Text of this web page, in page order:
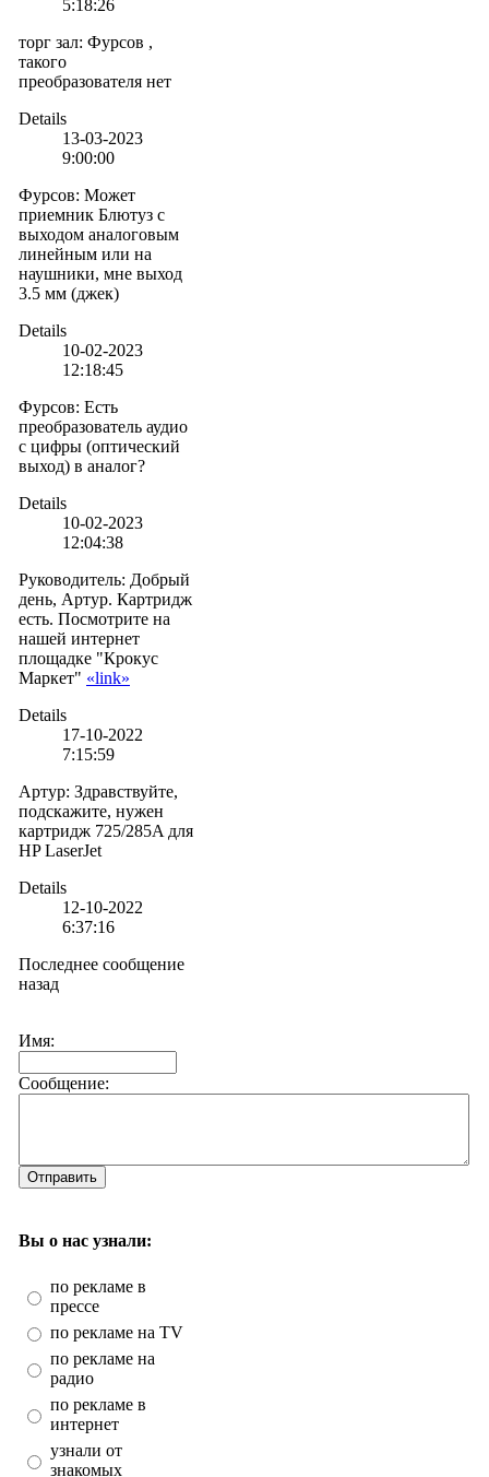
5:18:26
торг зал: Фурсов ,
такого
преобразователя нет
Details
13-03-2023
9:00:00
Фурсов: Может
приемник Блютуз с
выходом аналоговым
линейным или на
наушники, мне выход
3.5 мм (джек)
Details
10-02-2023
12:18:45
Фурсов: Есть
преобразователь аудио
с цифры (оптический
выход) в аналог?
Details
10-02-2023
12:04:38
Руководитель: Добрый
день, Артур. Картридж
есть. Посмотрите на
нашей интернет
площадке "Крокус
Маркет" «link»
Details
17-10-2022
7:15:59
Артур: Здравствуйте,
подскажите, нужен
картридж 725/285A для
HP LaserJet
Details
12-10-2022
6:37:16
Последнее сообщение
назад
Имя:
Сообщение:
Отправить
Вы о нас узнали:
по рекламе в
прессе
по рекламе на TV
по рекламе на
радио
по рекламе в
интернет
узнали от
знакомых